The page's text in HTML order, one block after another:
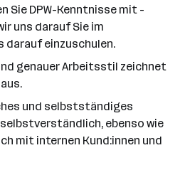
Sie DPW-Kenntnisse mit -
uns darauf Sie im
darauf einzuschulen.
genauer Arbeitsstil zeichnet
und selbstständiges
ebenso wie
mit internen Kund:innen und